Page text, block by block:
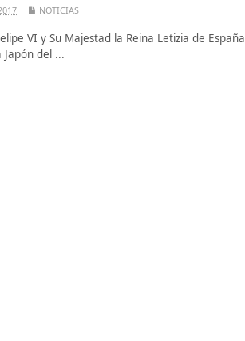
NOTICIAS
VI y Su Majestad la Reina Letizia de España
del ...